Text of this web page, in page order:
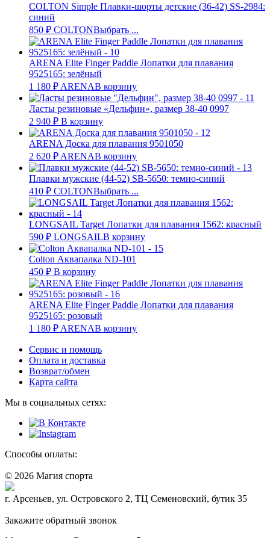
COLTON Simple Плавки-шорты детские (36-42) SS-2984:
синий
850 ₽ COLTONВыбрать ...
ARENA Elite Finger Paddle Лопатки для плавания
9525165: зелёный
1 180 ₽ ARENAВ корзину
Ласты резиновые «Дельфин», размер 38-40 0997
2 940 ₽ В корзину
ARENA Доска для плавания 9501050
2 620 ₽ ARENAВ корзину
Плавки мужские (44-52) SB-5650: темно-синий
410 ₽ COLTONВыбрать ...
LONGSAIL Target Лопатки для плавания 1562: красный
590 ₽ LONGSAILВ корзину
Colton Аквапалка ND-101
450 ₽ В корзину
ARENA Elite Finger Paddle Лопатки для плавания
9525165: розовый
1 180 ₽ ARENAВ корзину
Сервис и помощь
Оплата и доставка
Возврат/обмен
Карта сайта
Мы в социальных сетях:
Способы оплаты:
© 2026 Магия спорта
г. Арсеньев, ул. Островского 2, ТЦ Семеновский, бутик 35
Закажите обратный звонок